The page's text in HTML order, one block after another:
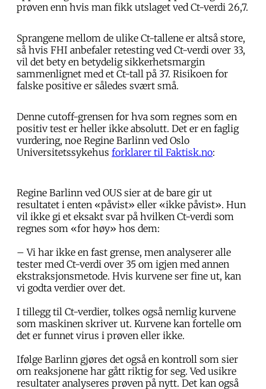
prøven enn hvis man fikk utslaget ved Ct-verdi 26,7.
Sprangene mellom de ulike Ct-tallene er altså store,
så hvis FHI anbefaler retesting ved Ct-verdi over 33,
vil det bety en betydelig sikkerhetsmargin
sammenlignet med et Ct-tall på 37. Risikoen for
falske positive er således svært små.
Denne cutoff-grensen for hva som regnes som en
positiv test er heller ikke absolutt. Det er en faglig
vurdering, noe Regine Barlinn ved Oslo
Universitetssykehus forklarer til Faktisk.no:
Regine Barlinn ved OUS sier at de bare gir ut
resultatet i enten «påvist» eller «ikke påvist». Hun
vil ikke gi et eksakt svar på hvilken Ct-verdi som
regnes som «for høy» hos dem:
– Vi har ikke en fast grense, men analyserer alle
tester med Ct-verdi over 35 om igjen med annen
ekstraksjonsmetode. Hvis kurvene ser fine ut, kan
vi godta verdier over det.
I tillegg til Ct-verdier, tolkes også nemlig kurvene
som maskinen skriver ut. Kurvene kan fortelle om
det er funnet virus i prøven eller ikke.
Ifølge Barlinn gjøres det også en kontroll som sier
om reaksjonene har gått riktig for seg. Ved usikre
resultater analyseres prøven på nytt. Det kan også